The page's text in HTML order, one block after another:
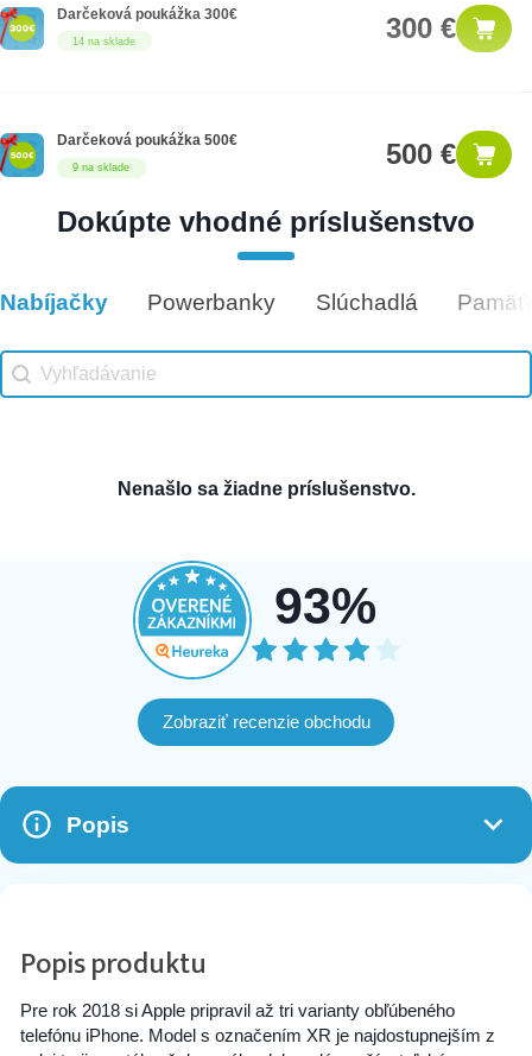
14 na sklade
Darčeková poukážka 300€ 300 €
9 na sklade
Darčeková poukážka 500€ 500 €
12 na sklade
Dokúpte vhodné príslušenstvo
Vhodné príslušenstvo
Nabíjačky Powerbanky Slúchadlá
Vhodné príslušenstvo search
Search content
Nenašlo sa žiadne príslušenstvo.
93%
Zobraziť recenzie obchodu
Popis
Popis produktu
Pre rok 2018 si Apple pripravil až tri varianty obľúbeného
telefónu iPhone. Model s označením XR je najdostupnejším z